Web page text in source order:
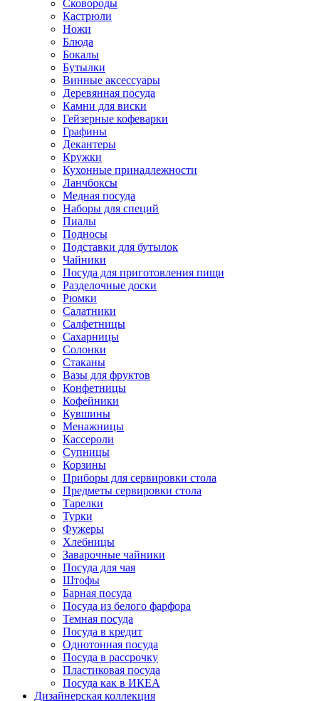
Сковороды
Кастрюли
Ножи
Блюда
Бокалы
Бутылки
Винные аксессуары
Деревянная посуда
Камни для виски
Гейзерные кофеварки
Графины
Декантеры
Кружки
Кухонные принадлежности
Ланчбоксы
Медная посуда
Наборы для специй
Пиалы
Подносы
Подставки для бутылок
Чайники
Посуда для приготовления пищи
Разделочные доски
Рюмки
Салатники
Салфетницы
Сахарницы
Солонки
Стаканы
Вазы для фруктов
Конфетницы
Кофейники
Кувшины
Менажницы
Кассероли
Супницы
Корзины
Приборы для сервировки стола
Предметы сервировки стола
Тарелки
Турки
Фужеры
Хлебницы
Заварочные чайники
Посуда для чая
Штофы
Барная посуда
Посуда из белого фарфора
Темная посуда
Посуда в кредит
Однотонная посуда
Посуда в рассрочку
Пластиковая посуда
Посуда как в ИКЕА
Дизайнерская коллекция